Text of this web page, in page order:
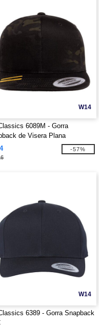
W14
6089M - Gorra
de Visera Plana
-57%
W14
6389 - Gorra Snapback